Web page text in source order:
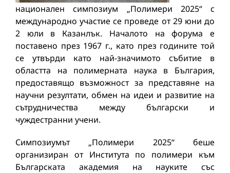
национален симпозиум „Полимери 2025“ с
международно участие се проведе oт 29 юни до
2 юли в Казанлък. Началото на форума е
поставено през 1967 г., като през годините той
се утвърди като най-значимото събитие в
областта на полимерната наука в България,
предоставящо възможност за представяне на
научни резултати, обмен на идеи и развитие на
сътрудничества между български и
чуждестранни учени.
Симпозиумът „Полимери 2025“ беше
организиран от Института по полимери към
Българската академия на науките със